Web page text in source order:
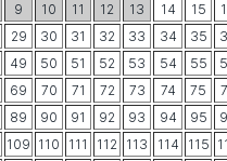
9 10 11 12 13 14 15
29 30 31 32 33 34 35
49 50 51 52 53 54 55
69 70 71 72 73 74 75
89 90 91 92 93 94 95
109 110 111 112 113 114 115